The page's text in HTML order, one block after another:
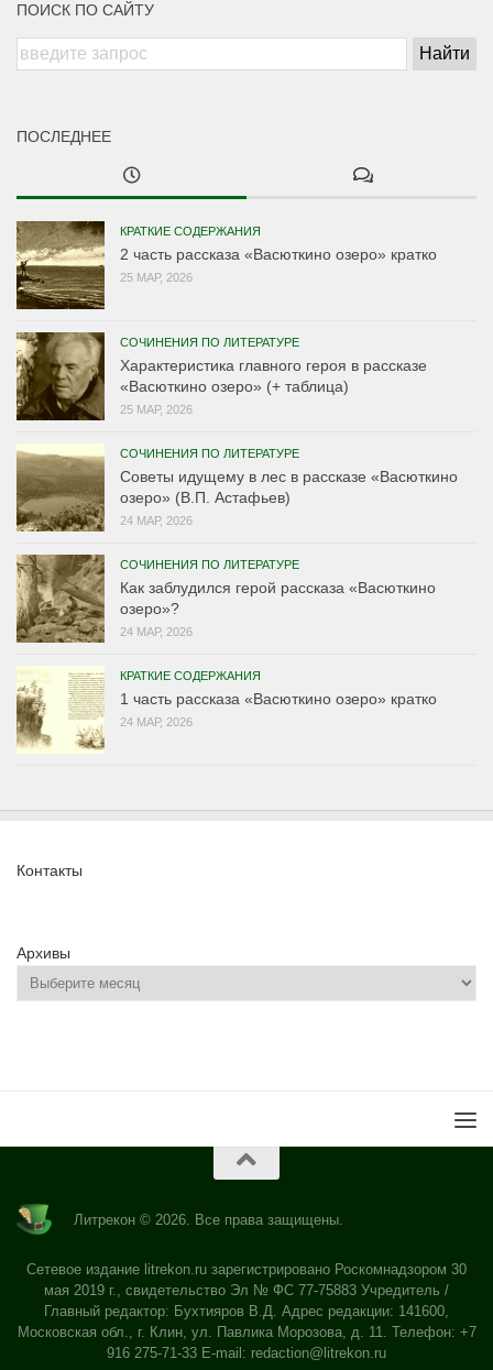
ПОИСК ПО САЙТУ
ПОСЛЕДНЕЕ
КРАТКИЕ СОДЕРЖАНИЯ
2 часть рассказа «Васюткино озеро» кратко
25 МАР, 2026
СОЧИНЕНИЯ ПО ЛИТЕРАТУРЕ
Характеристика главного героя в рассказе
«Васюткино озеро» (+ таблица)
25 МАР, 2026
СОЧИНЕНИЯ ПО ЛИТЕРАТУРЕ
Советы идущему в лес в рассказе «Васюткино
озеро» (В.П. Астафьев)
24 МАР, 2026
СОЧИНЕНИЯ ПО ЛИТЕРАТУРЕ
Как заблудился герой рассказа «Васюткино
озеро»?
24 МАР, 2026
КРАТКИЕ СОДЕРЖАНИЯ
1 часть рассказа «Васюткино озеро» кратко
24 МАР, 2026
Контакты
Архивы
Литрекон © 2026. Все права защищены.
Сетевое издание litrekon.ru зарегистрировано Роскомнадзором 30
мая 2019 г., свидетельство Эл № ФС 77-75883 Учредитель /
Главный редактор: Бухтияров В.Д. Адрес редакции: 141600,
Московская обл., г. Клин, ул. Павлика Морозова, д. 11. Телефон: +7
916 275-71-33 E-mail: redaction@litrekon.ru